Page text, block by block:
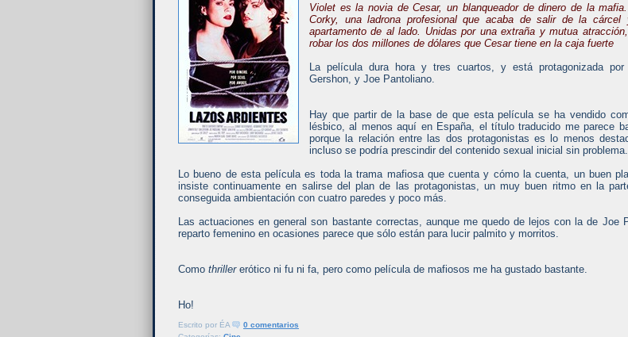
Violet es la novia de Cesar, un blanqueador de dinero de la
Corky, una ladrona profesional que acaba de salir de la
apartamento de al lado. Unidas por una extraña y mutua
robar los dos millones de dólares que Cesar tiene en la caja fuerte
La película dura hora y tres cuartos, y está protagonizada
Gershon, y Joe Pantoliano.
Hay que partir de la base de que esta película se ha vendido
lésbico, al menos aquí en España, el título traducido me parece
porque la relación entre las dos protagonistas es lo menos
incluso se podría prescindir del contenido sexual inicial sin problema.
Lo bueno de esta película es toda la trama mafiosa que cuenta y cómo la cuenta, un buen
insiste continuamente en salirse del plan de las protagonistas, un muy buen ritmo en la
conseguida ambientación con cuatro paredes y poco más.
Las actuaciones en general son bastante correctas, aunque me quedo de lejos con la de Joe
reparto femenino en ocasiones parece que sólo están para lucir palmito y morritos.
Como thrillererótico ni fu ni fa, pero como película de mafiosos me ha gustado bastante.
Ho!
Escrito por ÉA
0 comentarios